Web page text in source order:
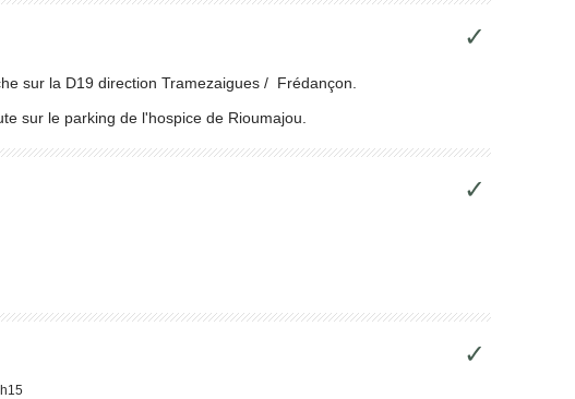
✓
sur la D19 direction Tramezaigues / Frédançon.
sur le parking de l'hospice de Rioumajou.
✓
✓